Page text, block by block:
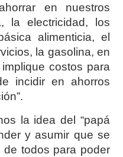
en nuestros
la electricidad, los
alimenticia, el
la gasolina, en
costos para
incidir en ahorros
ón”.
la idea del “papá
y asumir que se
de todos para poder